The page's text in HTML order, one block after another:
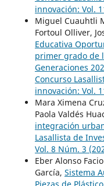
innovación: Vol.
Miguel Cuauhtli
Fortoul Olliver,
Educativa
primer grado de
Generaciones
Concurso
innovación: Vol.
Mara Ximena
Paola Valdés
integración
Lasallista de
Vol. 8 Núm. 3
Eber Alonso
García, Sistema
Piezas de